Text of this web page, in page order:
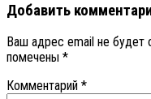
Добавить
Ваш адрес email не будет
помечены *
Комментарий *